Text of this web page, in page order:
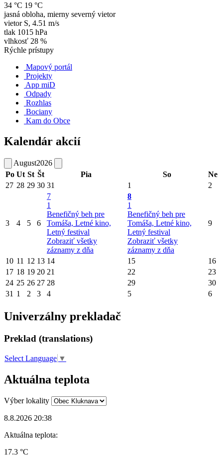
34 °C 19 °C
jasná obloha, mierny severný vietor
vietor S, 4.51 m/s
tlak 1015 hPa
vlhkosť 28 %
Rýchle prístupy
Mapový portál
Projekty
App miD
Odpady
Rozhlas
Bociany
Kam do Obce
Kalendár akcií
August2026
Po Ut St Št Pia So
Ne
27 28 29 30 31 1 2
3 4 5 6
7
1
Benefičný beh pre
Tomáša, Letné kino,
Letný festival
Zobraziť všetky
záznamy z dňa
8
1
Benefičný beh pre
Tomáša, Letné kino,
Letný festival
Zobraziť všetky
záznamy z dňa
9
10 11 12 13 14 15
16
17 18 19 20 21 22
23
24 25 26 27 28 29
30
31 1 2 3 4 5 6
Univerzálny prekladač
Preklad (translations)
Select Language ▼
Aktuálna teplota
Výber lokality
8.8.2026 20:38
Aktuálna teplota:
17.3 °C